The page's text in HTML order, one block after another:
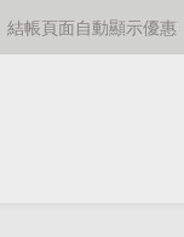
⚡️額外8折消費滿千免運費⚡️
結帳頁面自動顯示優惠